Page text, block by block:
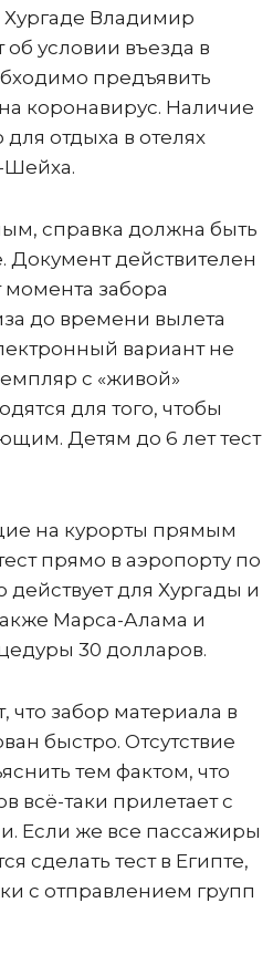
Владимир
условии въезда в
предъявить
коронавирус. Наличие
отдыха в отелях
Шейха.
справка должна быть
Документ действителен
момента забора
до времени вылета
вариант не
с «живой»
для того, чтобы
Детям до 6 лет тест
на курорты прямым
прямо в аэропорту по
действует для Хургады и
Марса-Алама и
30 долларов.
что забор материала в
быстро. Отсутствие
тем фактом, что
всё-таки прилетает с
Если же все пассажиры
сделать тест в Египте,
с отправлением групп